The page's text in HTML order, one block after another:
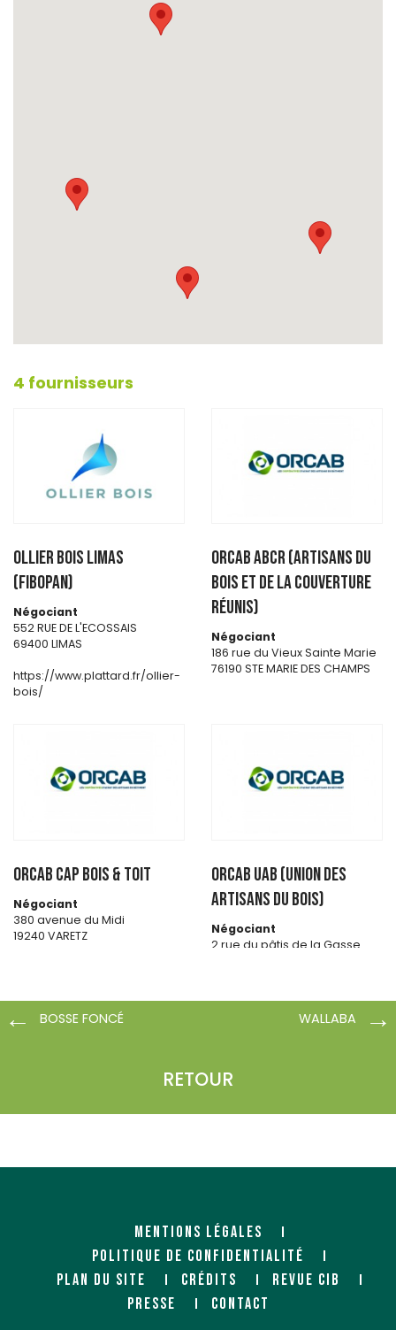
4 fournisseurs
OLLIER BOIS LIMAS
(FIBOPAN)
Négociant
552 RUE DE L'ECOSSAIS
69400 LIMAS
https://www.plattard.fr/ollier-
bois/
ORCAB ABCR (Artisans du
Bois et de la Couverture
Réunis)
Négociant
186 rue du Vieux Sainte Marie
76190 STE MARIE DES CHAMPS
ORCAB CAP BOIS & TOIT
Négociant
380 avenue du Midi
19240 VARETZ
ORCAB UAB (Union des
artisans du bois)
Négociant
2 rue du pâtis de la Gasse
BOSSE FONCÉ
RETOUR
WALLABA
MENTIONS LÉGALES
POLITIQUE DE CONFIDENTIALITÉ
PLAN DU SITE
CRÉDITS
REVUE CIB
PRESSE
CONTACT